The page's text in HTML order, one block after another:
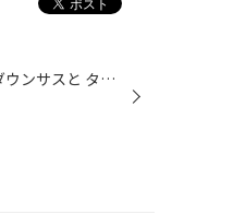
皆様こんにちは 今回の作業は、人気のルークスにＴＥＩＮのＳテクのダウンサスと タナベのタワーバー・ロアアームバーそれとリアバンプラバーの装着です。 もともとふらつきの多い車両だけに補強は不可欠ですね しかも、ローダウン時に多いストロークぼ不足をバンプラバーの 変更で乗り心地を損なわ...